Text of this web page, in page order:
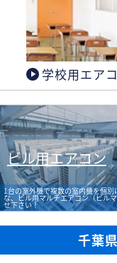
学校用エア
ビル用エアコン
1台の室外機で複数の室内機を個別
な、ビル用マルチエアコン（ビル
せ下さい！
千葉